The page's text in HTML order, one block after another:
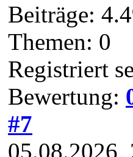
Beiträge:
Themen: 0
Registriert
Bewertung:
#7
05.08.2026,